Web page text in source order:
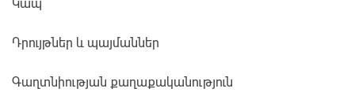
Կապ
Դրույթներ և պայմաններ
Գաղտնիության քաղաքականություն